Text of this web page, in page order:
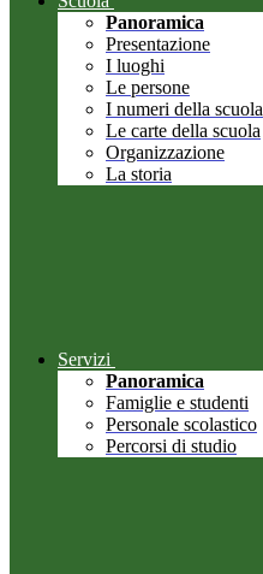
Panoramica
Presentazione
I luoghi
Le persone
I numeri della scuola
Le carte della scuola
Organizzazione
La storia
Servizi
Panoramica
Famiglie e studenti
Personale scolastico
Percorsi di studio